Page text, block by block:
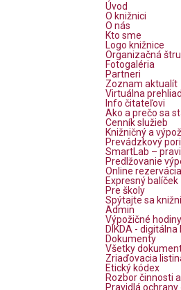
Úvod
O knižnici
O nás
Kto sme
Logo knižnice
Organizačná
Fotogaléria
Partneri
Zoznam aktualít
Virtuálna
Info čitateľovi
Ako a prečo sa
Cenník služieb
Knižničný a
Prevádzkový
SmartLab –
Predlžovanie
Online
Expresný balíček
Pre školy
Spýtajte sa
Admin
Výpožičné hodiny
DIKDA - digitálna
Dokumenty
Všetky
Zriaďovacia
Etický kódex
Rozbor činnosti
Pravidlá